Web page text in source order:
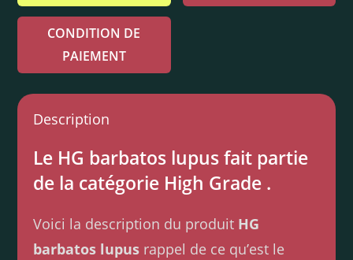
CONDITION DE
PAIEMENT
Description
Le HG barbatos lupus fait partie
de la catégorie High Grade .
Voici la description du produit HG
barbatos lupus rappel de ce qu’est le